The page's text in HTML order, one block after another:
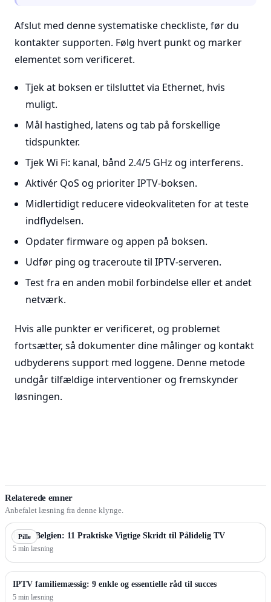
Afslut med denne systematiske checkliste, før du
kontakter supporten. Følg hvert punkt og marker
elementet som verificeret.
Tjek at boksen er tilsluttet via Ethernet, hvis
muligt.
Mål hastighed, latens og tab på forskellige
tidspunkter.
Tjek Wi Fi: kanal, bånd 2.4/5 GHz og interferens.
Aktivér QoS og prioriter IPTV-boksen.
Midlertidigt reducere videokvaliteten for at teste
indflydelsen.
Opdater firmware og appen på boksen.
Udfør ping og traceroute til IPTV-serveren.
Test fra en anden mobil forbindelse eller et andet
netværk.
Hvis alle punkter er verificeret, og problemet
fortsætter, så dokumenter dine målinger og kontakt
udbyderens support med loggene. Denne metode
undgår tilfældige interventioner og fremskynder
løsningen.
Relaterede emner
Anbefalet læsning fra denne klynge.
Pille
IPTV Belgien: 11 Praktiske Vigtige Skridt til Pålidelig TV
5 min læsning
IPTV familiemæssig: 9 enkle og essentielle råd til succes
5 min læsning